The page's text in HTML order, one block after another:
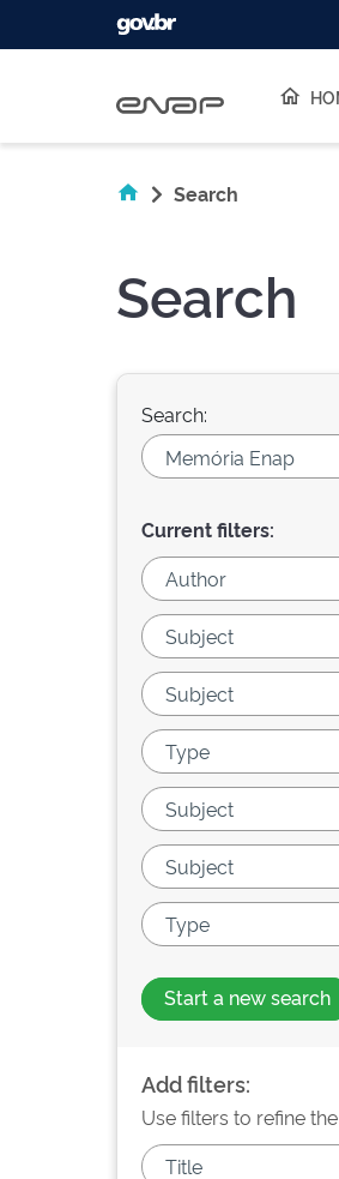
Search
Search
Search:
Current filters:
Start a new search
Add filters:
Use filters to refine